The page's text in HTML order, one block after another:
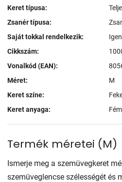
Keret típusa:
Zsanér típusa:
Saját tokkal rendelkezik:
Igen
Cikkszám:
Vonalkód (EAN):
Méret:
M
Keret színe:
Keret anyaga:
Fém
Termék méretei (M)
Ismerje meg a szemüvegkeret
szemüveglencse szélességét és